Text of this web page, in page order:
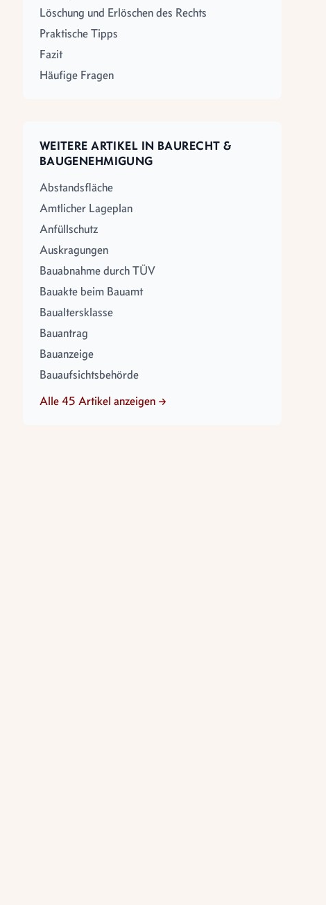
Löschung und Erlöschen des Rechts
Praktische Tipps
Fazit
Häufige Fragen
WEITERE ARTIKEL IN BAURECHT &
BAUGENEHMIGUNG
Abstandsfläche
Amtlicher Lageplan
Anfüllschutz
Auskragungen
Bauabnahme durch TÜV
Bauakte beim Bauamt
Baualtersklasse
Bauantrag
Bauanzeige
Bauaufsichtsbehörde
Alle 45 Artikel anzeigen →